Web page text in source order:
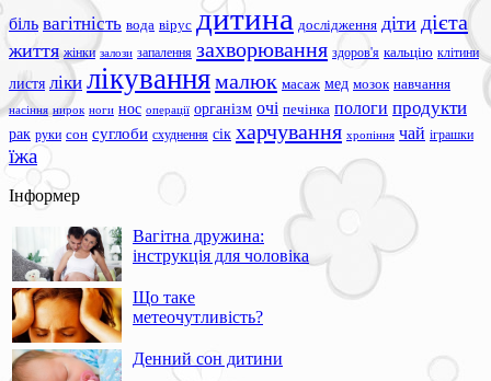
біль вагітність вода вірус дитина дослідження діти дієта
життя жінки залози запалення захворювання здоров'я кальцію клітини
листя ліки лікуваннямалюк масаж мед мозок навчання
насіння нирок ноги нос операції організм очі печінка пологи продукти
рак руки сон суглоби схуднення сік харчування хропіння чай іграшки
їжа
Інформер
Вагітна дружина:
інструкція для чоловіка
Що таке
метеочутливість?
Денний сон дитини